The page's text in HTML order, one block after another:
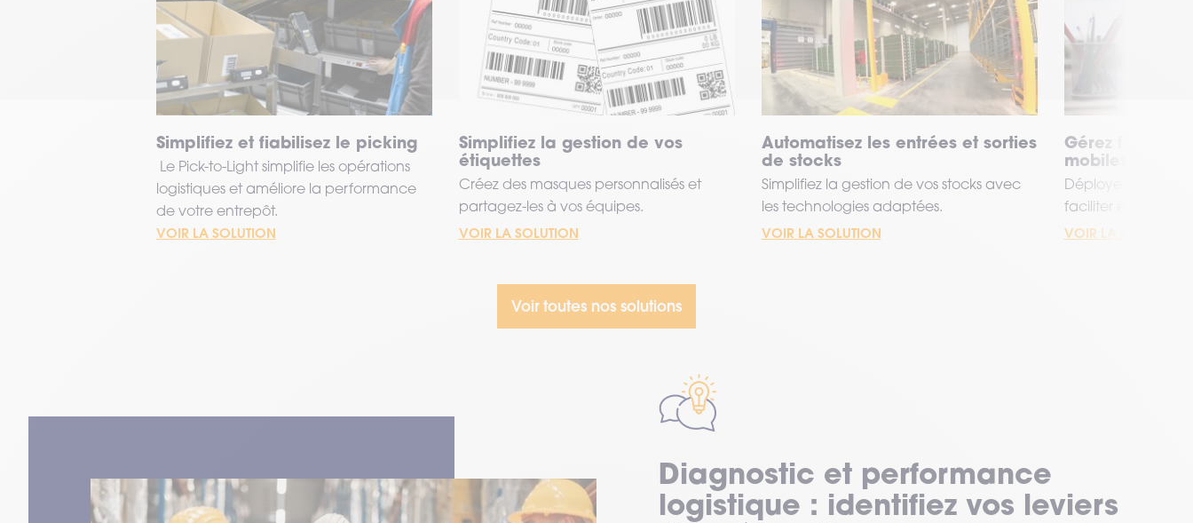
Simplifiez et fiabilisez le picking
Le Pick-to-Light simplifie les opérations
logistiques et améliore la performance
de votre entrepôt.
VOIR LA SOLUTION
Simplifiez la gestion de vos
étiquettes
Créez des masques personnalisés et
partagez-les à vos équipes.
VOIR LA SOLUTION
Automatisez les entrées et sorties
de stocks​
Simplifiez la gestion de vos stocks avec
les technologies adaptées.​
VOIR LA SOLUTION
Gérez
mobiles
Déployez une
faciliter et
VOIR LA SOLUTION
Voir toutes nos solutions
Diagnostic et performance
logistique : identifiez vos leviers